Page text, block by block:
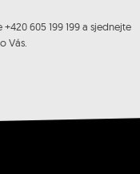
605 199 199 a sjednejte
Vás.